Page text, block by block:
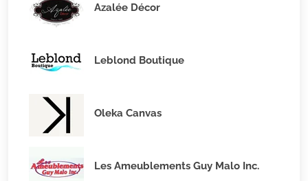
Azalée Décor
Leblond Boutique
Oleka Canvas
Les Ameublements Guy Malo Inc.